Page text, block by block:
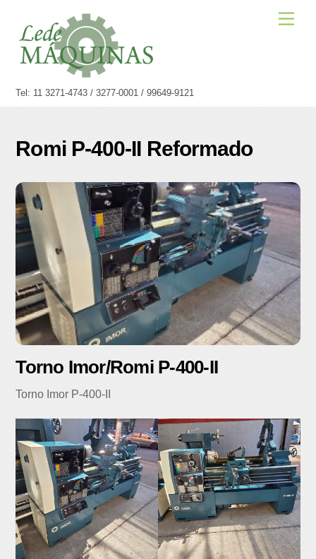
content
Tel: 11 3271-4743 / 3277-0001 / 99649-9121
Romi P-400-II Reformado
Torno Imor/Romi P-400-II
Torno Imor P-400-II